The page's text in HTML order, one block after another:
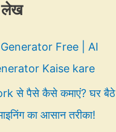
लेख
Free | AI
Kaise kare
से पैसे कैसे कमाएं? घर बैठे
का आसान तरीका!